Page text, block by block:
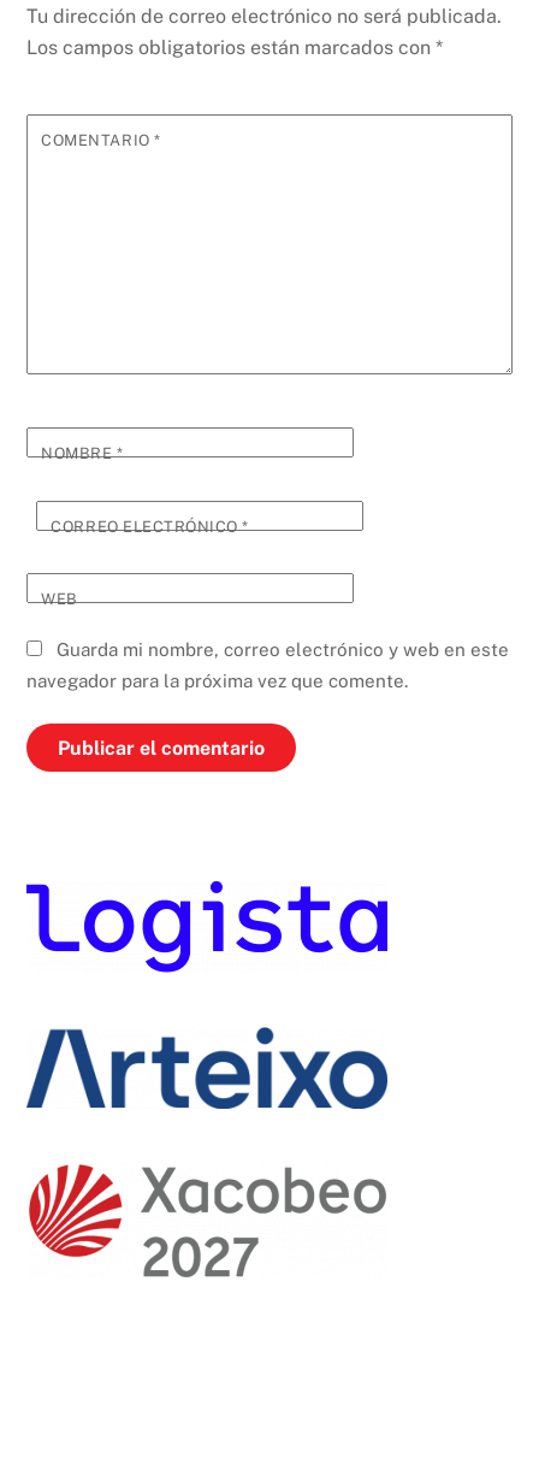
Tu dirección de correo electrónico no será publicada.
Los campos obligatorios están marcados con*
COMENTARIO*
NOMBRE*
CORREO ELECTRÓNICO*
WEB
Guarda mi nombre, correo electrónico y web en este
navegador para la próxima vez que comente.